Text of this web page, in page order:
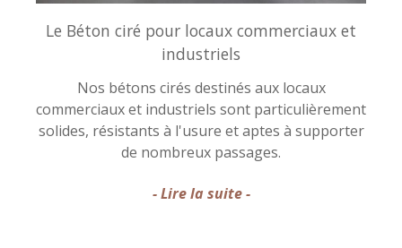
Le Béton ciré pour locaux commerciaux et
industriels
Nos bétons cirés destinés aux locaux
commerciaux et industriels sont particulièrement
solides, résistants à l'usure et aptes à supporter
de nombreux passages.
- Lire la suite -